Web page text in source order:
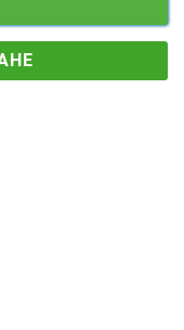
| Обменен курс:
o
u